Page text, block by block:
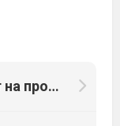
Как отказ от курения влияет на прогноз при немелкоклеточном раке легкого?